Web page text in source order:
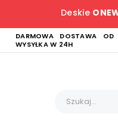
Deskie
DARMOWA DOSTAWA
WYSYŁKA W 24H